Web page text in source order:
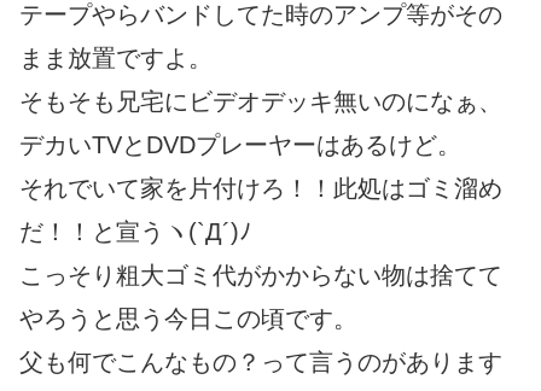
テープやらバンドしてた時のアンプ等がその
まま放置ですよ。
そもそも兄宅にビデオデッキ無いのになぁ、
デカいTVとDVDプレーヤーはあるけど。
それでいて家を片付けろ！！此処はゴミ溜め
だ！！と宣うヽ(`Д´)ﾉ
こっそり粗大ゴミ代がかからない物は捨てて
やろうと思う今日この頃です。
父も何でこんなもの？って言うのがあります